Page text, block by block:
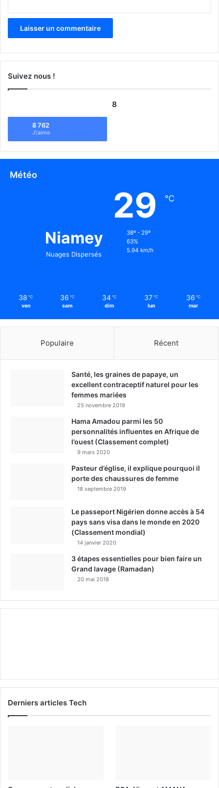
Suivez nous !
8
8 762
J\'aime
Météo
Niamey
Nuages Dispersés
29 ℃
38º - 29º
63%
5.94 km/h
38 ℃
ven
36 ℃
sam
34 ℃
dim
37 ℃
lun
36 ℃
mar
Populaire Récent
Santé, les graines de papaye, un
excellent contraceptif naturel pour les
femmes mariées
25 novembre 2019
Hama Amadou parmi les 50
personnalités influentes en Afrique de
l’ouest (Classement complet)
9 mars 2020
Pasteur d’église, il explique pourquoi il
porte des chaussures de femme
18 septembre 2019
Le passeport Nigérien donne accès à 54
pays sans visa dans le monde en 2020
(Classement mondial)
14 janvier 2020
3 étapes essentielles pour bien faire un
Grand lavage (Ramadan)
20 mai 2018
Derniers articles Tech